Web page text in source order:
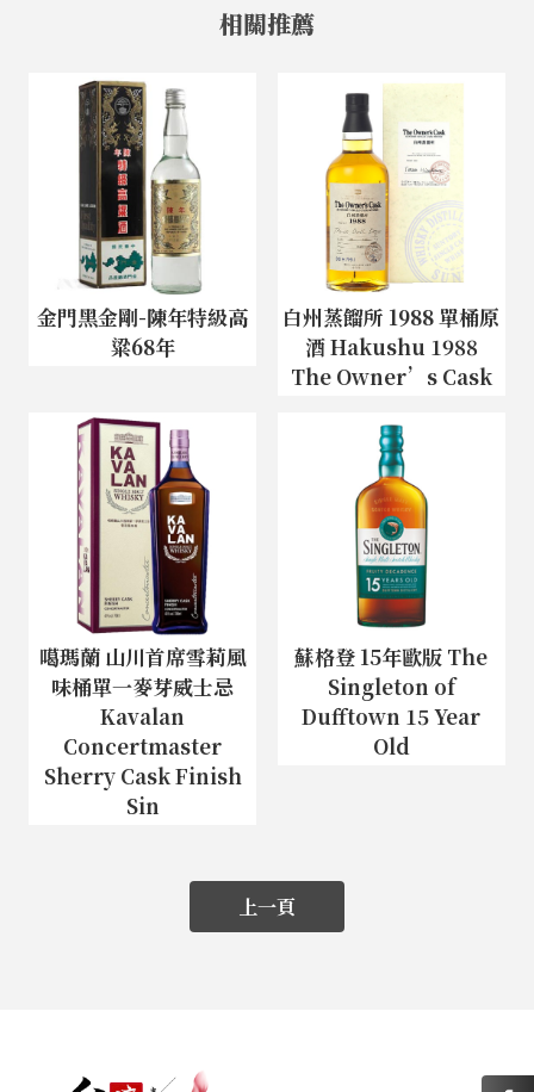
金門黑金剛-陳年特級高
粱68年
白州蒸餾所 1988 單桶原
酒 Hakushu 1988
The Owner’s Cask
噶瑪蘭 山川首席雪莉風
味桶單一麥芽威士忌
Kavalan
Concertmaster
Sherry Cask Finish
Sin
蘇格登 15年歐版 The
Singleton of
Dufftown 15 Year
Old
上一頁